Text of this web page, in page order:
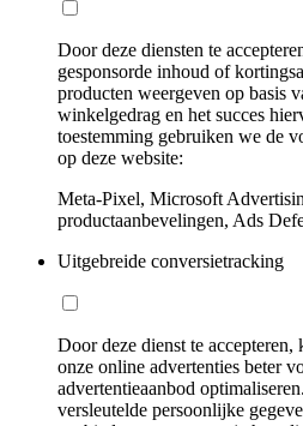
Door deze diensten te
gesponsorde inhoud of
producten weergeven op basis
winkelgedrag en het succes
toestemming gebruiken we de
op deze website:
Meta-Pixel, Microsoft
productaanbevelingen, Ads
Uitgebreide conversietracking
Door deze dienst te accepteren,
onze online advertenties beter
advertentieaanbod
versleutelde persoonlijke